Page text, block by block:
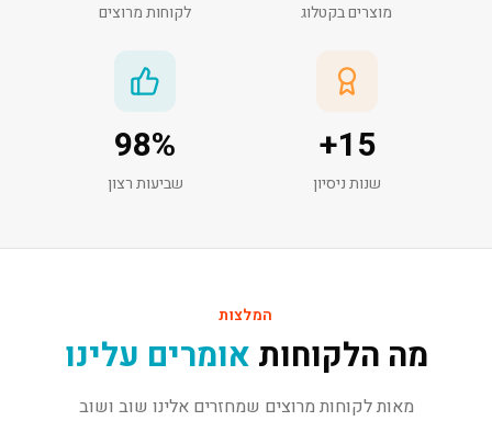
מוצרים בקטלוג לקוחות מרוצים
15
+
שנות ניסיון
98%
שביעות רצון
המלצות
מה הלקוחות אומרים עלינו
מאות לקוחות מרוצים שמחזרים אלינו שוב ושוב